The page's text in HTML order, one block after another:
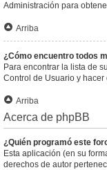
Administración para
Arriba
¿Cómo encuentro todos
Para encontrar la lista de
Control de Usuario y
Arriba
Acerca de phpBB
¿Quién programó este
Esta aplicación (en su
derechos de autor